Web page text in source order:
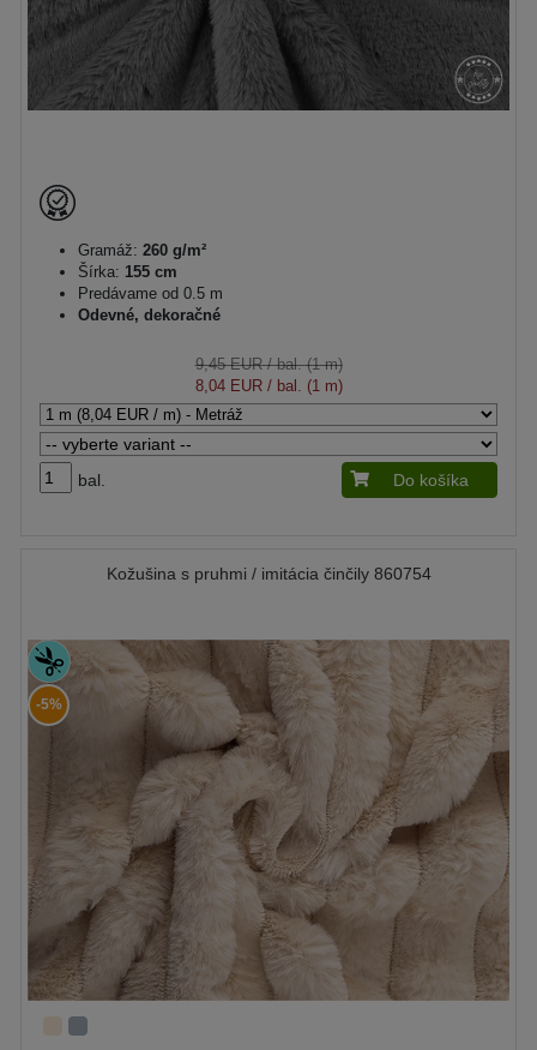
Gramáž: 260 g/m²
Šírka: 155 cm
Predávame od 0.5 m
Odevné, dekoračné
9,45 EUR/ bal. (1 m)
8,04 EUR/ bal. (1 m)
bal. Do košíka
Kožušina s pruhmi / imitácia činčily 860754
-5%